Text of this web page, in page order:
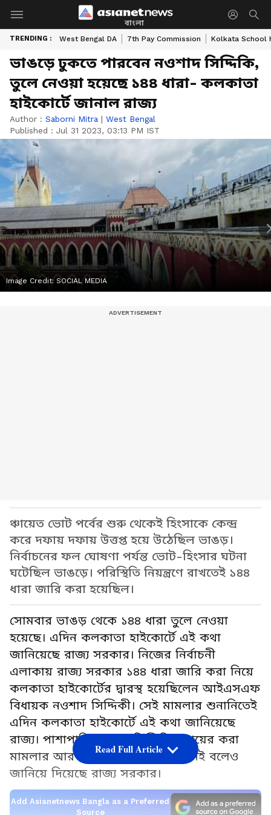
বাংলা
TRENDING : West Bengal DA 7th Pay Commission Kolkata School
ভাঙড়ে ঢুকতে পারবেন নওশাদ সিদ্দিকি,
তুলে নেওয়া হয়েছে ১৪৪ ধারা- কলকাতা
হাইকোর্টে জানাল রাজ্য
Author : Saborni Mitra | West Bengal
Published : Jul 31 2023, 03:13 PM IST
Image Credit: SOCIAL MEDIA
ঞ্চায়েত ভোট পর্বের শুরু থেকেই হিংসাকে কেন্দ্র
করে দফায় দফায় উত্তপ্ত হয়ে উঠেছিল ভাঙড়।
নির্বাচনের ফল ঘোষণা পর্যন্ত ভোট-হিংসার ঘটনা
ঘটেছিল ভাঙড়ে। পরিস্থিতি নিয়ন্ত্রণে রাখতেই ১৪৪
ধারা জারি করা হয়েছিল।
সোমবার ভাঙড় থেকে ১৪৪ ধারা তুলে নেওয়া
হয়েছে। এদিন কলকাতা হাইকোর্টে এই কথা
জানিয়েছে রাজ্য সরকার। নিজের নির্বাচনী
এলাকায় রাজ্য সরকার ১৪৪ ধারা জারি করা নিয়ে
কলকাতা হাইকোর্টের দ্বারস্থ হয়েছিলেন আইএসএফ
বিধায়ক নওশাদ সিদ্দিকী। সেই মামলার শুনানিতেই
এদিন কলকাতা হাইকোর্টে এই কথা জানিয়েছে
রাজ্য। পাশাপাশি নওশাদ সিদ্দিকির দায়ের করা
মামলার আর কোনও প্রয়োজনীয়তা নেই বলেও
জানিয়ে দিয়েছে রাজ্য সরকার।
Add Asianetnews Bangla as a Preferred
Source
Read Full Article